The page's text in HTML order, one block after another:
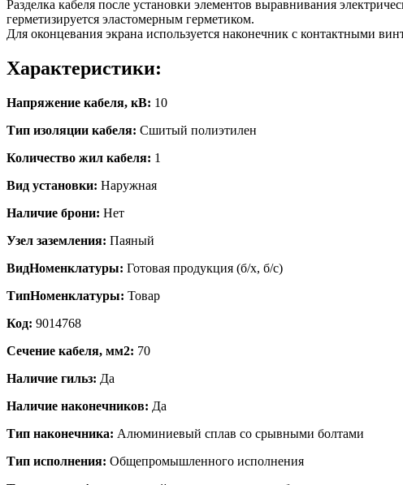
Разделка кабеля после установки элементов выравнивания
герметизируется эластомерным герметиком.
Для оконцевания экрана используется наконечник с контактными
Характеристики:
Напряжение кабеля, кВ: 10
Тип изоляции кабеля: Сшитый полиэтилен
Количество жил кабеля: 1
Вид установки: Наружная
Наличие брони: Нет
Узел заземления: Паяный
ВидНоменклатуры: Готовая продукция (б/х, б/с)
ТипНоменклатуры: Товар
Код: 9014768
Сечение кабеля, мм2: 70
Наличие гильз: Да
Наличие наконечников: Да
Тип наконечника: Алюминиевый сплав со срывными болтами
Тип исполнения: Общепромышленного исполнения